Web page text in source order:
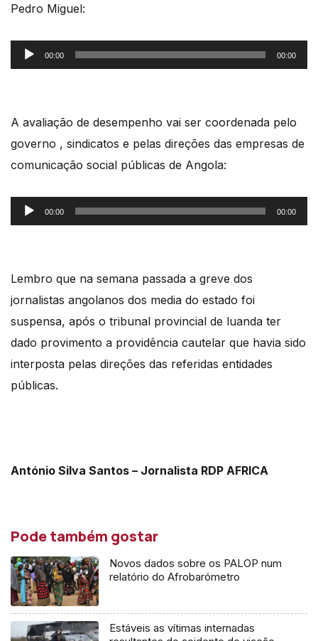
Pedro Miguel:
Reprodutor
de
00:00 00:00
A avaliação de desempenho vai ser coordenada pelo
governo , sindicatos e pelas direções das empresas de
comunicação social públicas de Angola:
Reprodutor
de
00:00 00:00
Lembro que na semana passada a greve dos
jornalistas angolanos dos media do estado foi
suspensa, após o tribunal provincial de luanda ter
dado provimento a providência cautelar que havia sido
interposta pelas direções das referidas entidades
públicas.
António Silva Santos – Jornalista RDP AFRICA
Pode também gostar
Novos dados sobre os PALOP num
relatório do Afrobarómetro
Estáveis as vítimas internadas